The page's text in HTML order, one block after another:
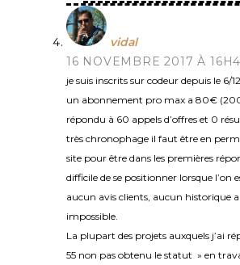
vidal
16 NOVEMBRE 2017 À
je suis inscrits sur codeur depuis le 6/
un abonnement pro max a 80€
répondu à 60 appels d’offres et 0
très chronophage il faut être en
site pour être dans les premières
difficile de se positionner lorsque l’on
aucun avis clients, aucun historique
impossible.
La plupart des projets auxquels j’ai
55 non pas obtenu le statut » en